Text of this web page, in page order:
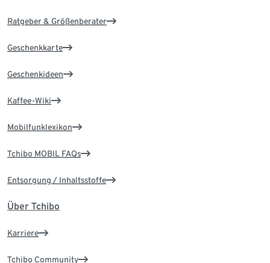
Ratgeber & Größenberater
Geschenkkarte
Geschenkideen
Kaffee-Wiki
Mobilfunklexikon
Tchibo MOBIL FAQs
Entsorgung / Inhaltsstoffe
Über Tchibo
Karriere
Tchibo Community